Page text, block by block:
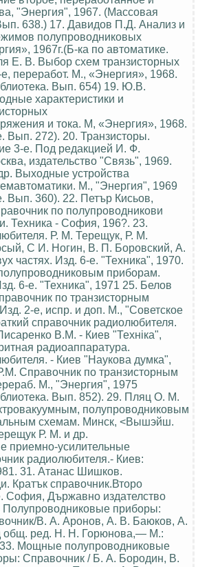
"Энергия", 1967. (Массовая
638.) 17. Давидов П.Д. Анализ и
полупроводниковых
1967г.(Б-ка по автоматике.
Е. В. Выбор схем транзисторных
переработ. М., «Энергия», 1968.
Вып. 654) 19. Ю.В.
характеристики и
и тока. М, «Энергия», 1968.
Вып. 272). 20. Транзисторы.
3-е. Под редакцией И. Ф.
издательство "Связь", 1969.
Выходные устройства
М., "Энергия", 1969
Вып. 360). 22. Петър Кисьов,
по полупроводникови
Техника - София, 196?. 23.
Р. М. Терещук, Р. М.
С И. Ногин, В. П. Боровский, А.
частях. Изд. 6-е. "Техника", 1970.
приборам.
6-е. "Техника", 1971 25. Белов
по транзисторным
2-е, испр. и доп. М., "Советское
справочник радиолюбителя.
В.М. - Киев "Технiка",
радиоаппаратура.
- Киев "Наукова думка",
Справочник по транзисторным
М., "Энергия", 1975
Вып. 852). 29. Пляц О. М.
полупроводниковым
схемам. Минск, <Вышэйш.
Р. М. и др.
приемно-усилительные
радиолюбителя.- Киев:
31. Атанас Шишков.
Кратък справочник.Второ
София, Държавно издателство
Полупроводниковые приборы:
В. А. Аронов, А. В. Баюков, А.
общ. ред. Н. Н. Горюнова,— М.:
33. Мощные полупроводниковые
Справочник / Б. А. Бородин, В.